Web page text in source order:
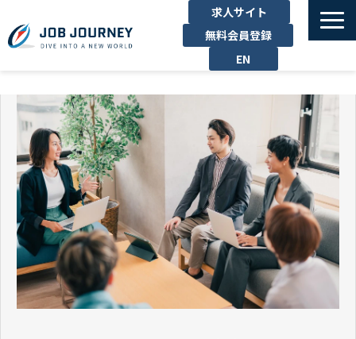
求人サイト
無料会員登録
EN
はたらく
勉強する
運営企業
お問い合わせ